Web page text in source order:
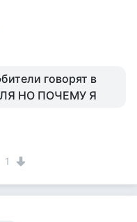
говорят в
НО ПОЧЕМУ Я
1